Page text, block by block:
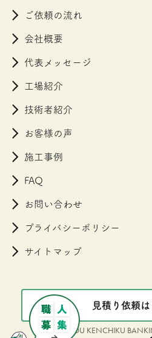
ご依頼の流れ
会社概要
代表メッセージ
工場紹介
技術者紹介
お客様の声
施工事例
FAQ
お問い合わせ
プライバシーポリシー
サイトマップ
見積り依頼
© SATOU KENCHIKU